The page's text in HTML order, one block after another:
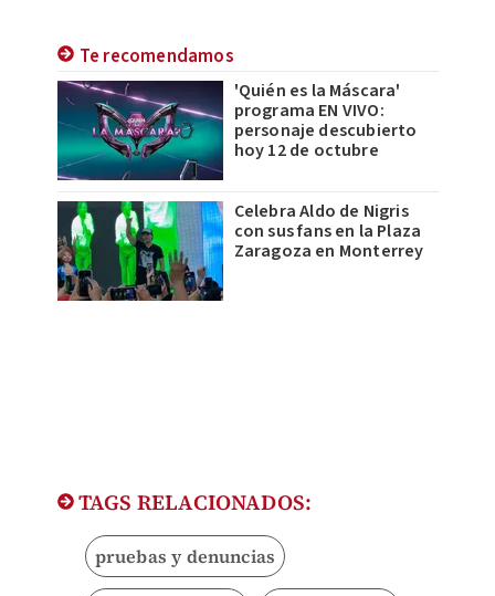
Te recomendamos
'Quién es la Máscara'
programa EN VIVO:
personaje descubierto
hoy 12 de octubre
Celebra Aldo de Nigris
con sus fans en la Plaza
Zaragoza en Monterrey
TAGS RELACIONADOS:
pruebas y denuncias